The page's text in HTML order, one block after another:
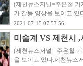
(제천뉴스저널=주은철
가 갈등 양상을 보이고
2021-07-15 07:57:56
미술계 VS 제천시
(제천뉴스저널= 주은철
을 보이고 있다.제천뉴스